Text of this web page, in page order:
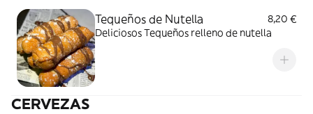
Tequeños de Nutella
8,20 €
Deliciosos Tequeños relleno de nutella
CERVEZAS